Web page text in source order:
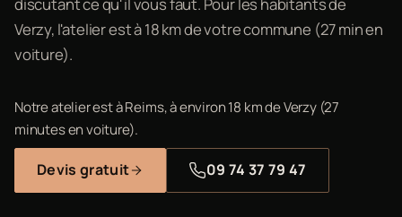
Verzy, l'atelier est à 18 km de votre commune (27 min en
voiture).
Notre atelier est à Reims, à environ 18 km de Verzy (27
minutes en voiture).
Devis gratuit 09 74 37 79 47